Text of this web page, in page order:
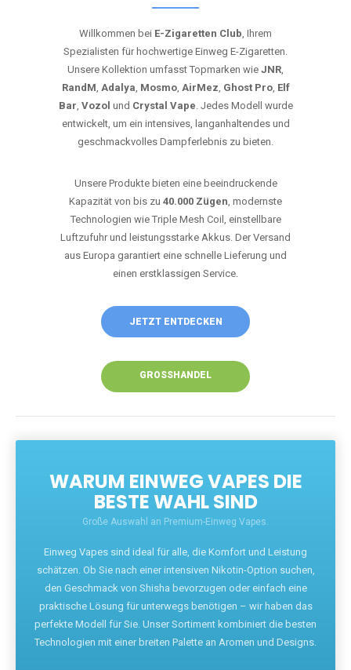
Willkommen bei E-Zigaretten Club, Ihrem
Spezialisten für hochwertige Einweg E-Zigaretten.
Unsere Kollektion umfasst Topmarken wie JNR,
RandM, Adalya, Mosmo, AirMez, Ghost Pro, Elf
Bar, Vozol und Crystal Vape. Jedes Modell wurde
entwickelt, um ein intensives, langanhaltendes und
geschmackvolles Dampferlebnis zu bieten.
Unsere Produkte bieten eine beeindruckende
Kapazität von bis zu 40.000 Zügen, modernste
Technologien wie Triple Mesh Coil, einstellbare
Luftzufuhr und leistungsstarke Akkus. Der Versand
aus Europa garantiert eine schnelle Lieferung und
einen erstklassigen Service.
JETZT ENTDECKEN
GROSSHANDEL
WARUM EINWEG VAPES DIE
BESTE WAHL SIND
Große Auswahl an Premium-Einweg Vapes.
Einweg Vapes sind ideal für alle, die Komfort und Leistung
schätzen. Ob Sie nach einer intensiven Nikotin-Option suchen,
den Geschmack von Shisha bevorzugen oder einfach eine
praktische Lösung für unterwegs benötigen – wir haben das
perfekte Modell für Sie. Unser Sortiment kombiniert die besten
Technologien mit einer breiten Palette an Aromen und Designs.